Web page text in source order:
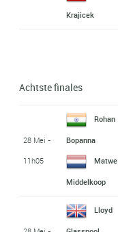
Krajicek
Achtste finales
28 Mei -
11h05
Rohan
Bopanna
Matwe
Middelkoop
Lloyd